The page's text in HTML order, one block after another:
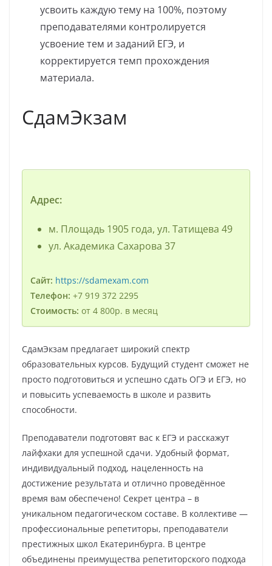
усвоить каждую тему на 100%, поэтому
преподавателями контролируется
усвоение тем и заданий ЕГЭ, и
корректируется темп прохождения
материала.
СдамЭкзам
Адрес:
м. Площадь 1905 года, ул. Татищева 49
ул. Академика Сахарова 37
Сайт: https://sdamexam.com
Телефон: +7 919 372 2295
Стоимость: от 4 800р. в месяц
СдамЭкзам предлагает широкий спектр
образовательных курсов. Будущий студент сможет не
просто подготовиться и успешно сдать ОГЭ и ЕГЭ, но
и повысить успеваемость в школе и развить
способности.
Преподаватели подготовят вас к ЕГЭ и расскажут
лайфхаки для успешной сдачи. Удобный формат,
индивидуальный подход, нацеленность на
достижение результата и отлично проведённое
время вам обеспечено! Секрет центра – в
уникальном педагогическом составе. В коллективе —
профессиональные репетиторы, преподаватели
престижных школ Екатеринбурга. В центре
объединены преимущества репетиторского подхода